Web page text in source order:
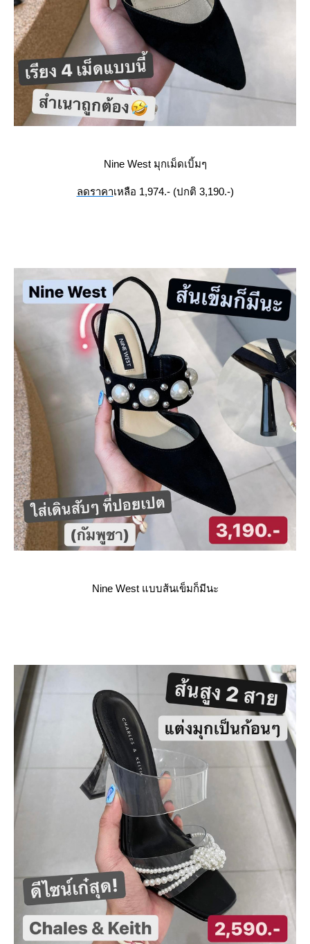
Nine West มุกเม็ดเบิ้มๆ
ลดราคาเหลือ 1,974.- (ปกติ 3,190.-)
Nine West แบบส้นเข็มก็มีนะ